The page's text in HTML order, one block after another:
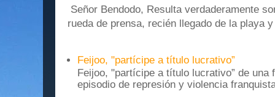
Señor Bendodo, Resulta verdaderamente
rueda de prensa, recién llegado de la playa
Feijoo, "partícipe a título lucrativo”
Feijoo, "partícipe a título lucrativo” de una
episodio de represión y violencia